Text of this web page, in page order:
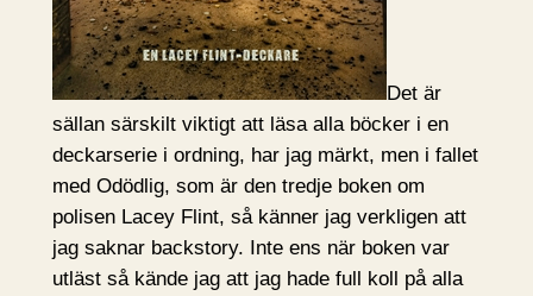
Det är
sällan särskilt viktigt att läsa alla böcker i en
deckarserie i ordning, har jag märkt, men i fallet
med Odödlig, som är den tredje boken om
polisen Lacey Flint, så känner jag verkligen att
jag saknar backstory. Inte ens när boken var
utläst så kände jag att jag hade full koll på alla